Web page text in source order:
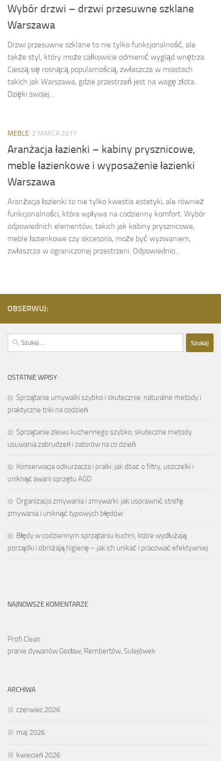
Wybór drzwi – drzwi przesuwne szklane
Warszawa
Drzwi przesuwne szklane to nie tylko funkcjonalność, ale
także styl, który może całkowicie odmienić wygląd wnętrza.
Cieszą się rosnącą popularnością, zwłaszcza w miastach
takich jak Warszawa, gdzie przestrzeń jest na wagę złota.
Dzięki swojej...
MEBLE 2 MARCA 2017
Aranżacja łazienki – kabiny prysznicowe,
meble łazienkowe i wyposażenie łazienki
Warszawa
Aranżacja łazienki to nie tylko kwestia estetyki, ale również
funkcjonalności, która wpływa na codzienny komfort. Wybór
odpowiednich elementów, takich jak kabiny prysznicowe,
meble łazienkowe czy akcesoria, może być wyzwaniem,
zwłaszcza w ograniczonej przestrzeni. Odpowiednio...
OBSERWUJ:
Szukaj:
OSTATNIE WPISY
Sprzątanie umywalki szybko i skutecznie: naturalne metody i
praktyczne triki na codzień
Sprzątanie zlewu kuchennego szybko: skuteczne metody
usuwania zabrudzeń i zatorów na co dzień
Konserwacja odkurzacza i pralki: jak dbać o filtry, uszczelki i
uniknąć awarii sprzętu AGD
Organizacja zmywania i zmywarki: jak usprawnić strefę
zmywania i uniknąć typowych błędów
Błędy w codziennym sprzątaniu kuchni, które wydłużają
porządki i obniżają higienę – jak ich unikać i pracować efektywniej
NAJNOWSZE KOMENTARZE
Profi Clean
pranie dywanów Gocław, Rembertów, Sulejówek
ARCHIWA
czerwiec 2026
maj 2026
kwiecień 2026